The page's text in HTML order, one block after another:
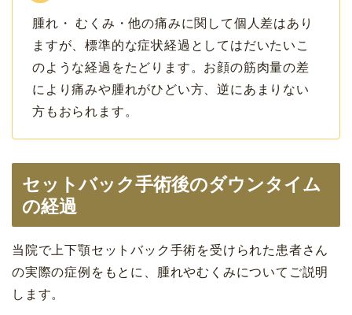
腫れ・ むくみ・他の痛みに関して個人差はあり
ますが、標準的な症状経過としてはだいたいこ
のような経過をたどります。お顔の筋肉量の差
により痛みや腫れがひどい方、逆にあまりない
方もおられます。
セットバック手術後のダウンタイム
の経過
当院で上下顎セットバック手術を受けられた患者さん
の実際の症例をもとに、腫れやむくみについてご説明
します。